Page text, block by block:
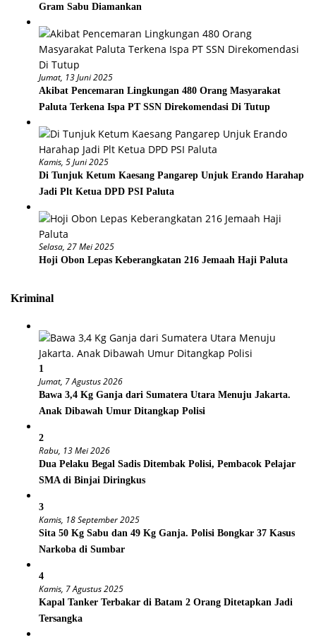
Gram Sabu Diamankan
Jumat, 13 Juni 2025
Akibat Pencemaran Lingkungan 480 Orang Masyarakat
Paluta Terkena Ispa PT SSN Direkomendasi Di Tutup
Kamis, 5 Juni 2025
Di Tunjuk Ketum Kaesang Pangarep Unjuk Erando Harahap
Jadi Plt Ketua DPD PSI Paluta
Selasa, 27 Mei 2025
Hoji Obon Lepas Keberangkatan 216 Jemaah Haji Paluta
Kriminal
1
Jumat, 7 Agustus 2026
Bawa 3,4 Kg Ganja dari Sumatera Utara Menuju Jakarta.
Anak Dibawah Umur Ditangkap Polisi
2
Rabu, 13 Mei 2026
Dua Pelaku Begal Sadis Ditembak Polisi, Pembacok Pelajar
SMA di Binjai Diringkus
3
Kamis, 18 September 2025
Sita 50 Kg Sabu dan 49 Kg Ganja. Polisi Bongkar 37 Kasus
Narkoba di Sumbar
4
Kamis, 7 Agustus 2025
Kapal Tanker Terbakar di Batam 2 Orang Ditetapkan Jadi
Tersangka